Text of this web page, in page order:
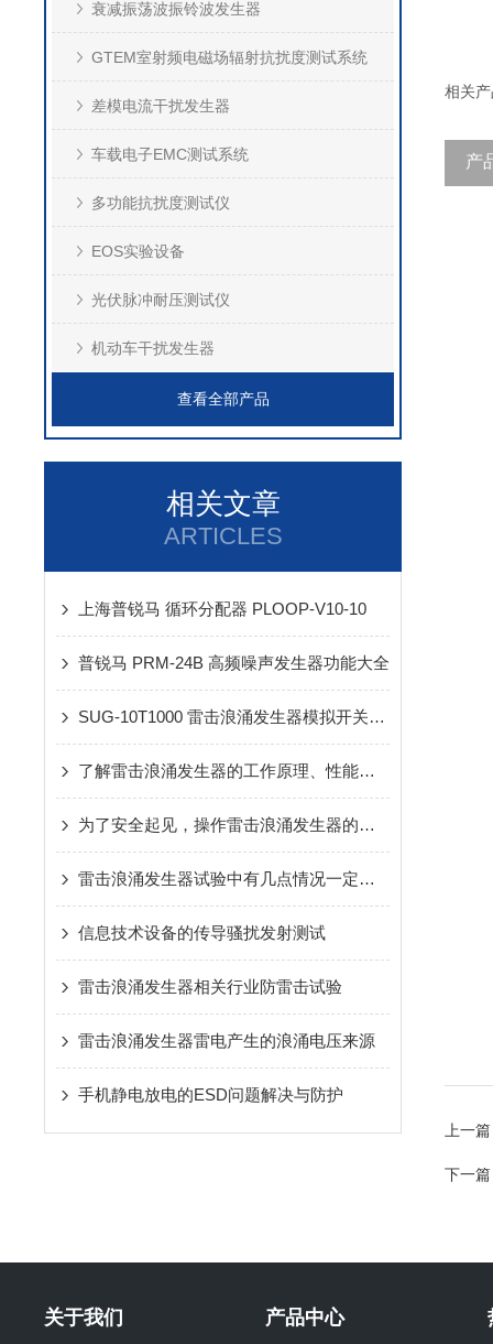
衰减振荡波振铃波发生器
GTEM室射频电磁场辐射抗扰度测试系统
差模电流干扰发生器
车载电子EMC测试系统
多功能抗扰度测试仪
EOS实验设备
光伏脉冲耐压测试仪
机动车干扰发生器
查看全部产品
相关文章
ARTICLES
上海普锐马 循环分配器 PLOOP-V10-10
普锐马 PRM-24B 高频噪声发生器功能大全
SUG-10T1000 雷击浪涌发生器模拟开关切换和自然界雷击所产生的浪涌
了解雷击浪涌发生器的工作原理、性能参数及操作方法
为了安全起见，操作雷击浪涌发生器的时候这些地方要注意起来
雷击浪涌发生器试验中有几点情况一定要注意吖
信息技术设备的传导骚扰发射测试
雷击浪涌发生器相关行业防雷击试验
雷击浪涌发生器雷电产生的浪涌电压来源
手机静电放电的ESD问题解决与防护
相关
产
上一
下一
关于我们 产品中心